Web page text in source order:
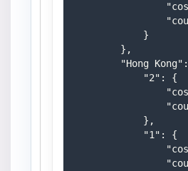
            }
        },
"Hong
            "2": {
            },
            "1": {